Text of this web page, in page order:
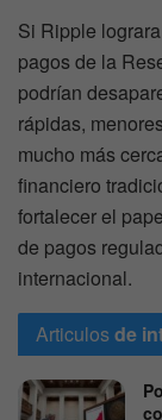
Si Ripple
pagos de la
podrían
rápidas,
mucho más
financiero
fortalecer el
de pagos
internacional.
Articulosde